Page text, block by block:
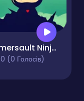
Somersault Ninja-Samurai Ninja Jump
0 (0 Голосів)